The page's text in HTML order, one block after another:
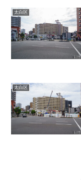
太白区
太白区